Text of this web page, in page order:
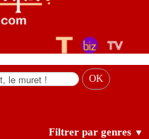
Filtrer par genres ▼